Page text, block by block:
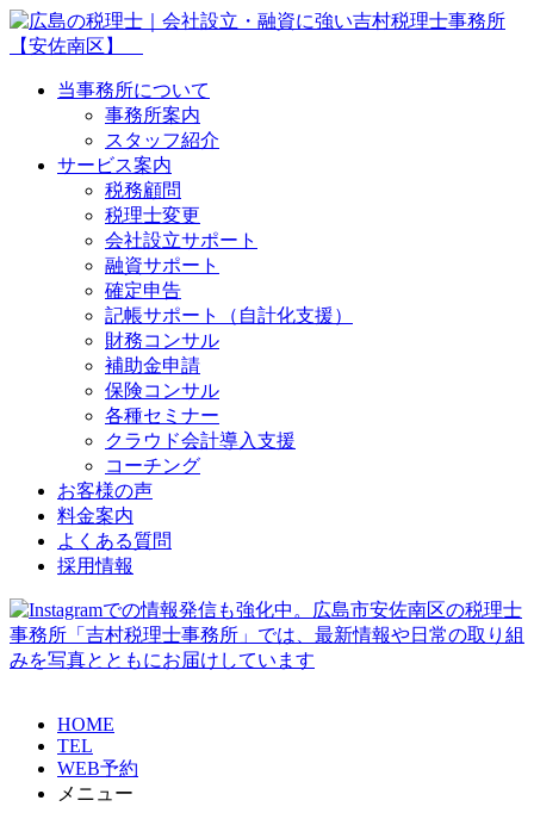
当事務所について
事務所案内
スタッフ紹介
サービス案内
税務顧問
税理士変更
会社設立サポート
融資サポート
確定申告
記帳サポート（自計化支援）
財務コンサル
補助金申請
保険コンサル
各種セミナー
クラウド会計導入支援
コーチング
お客様の声
料金案内
よくある質問
採用情報
HOME
TEL
WEB予約
メニュー